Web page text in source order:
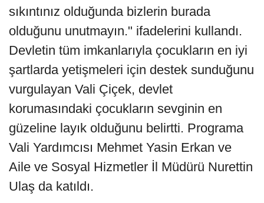
sıkıntınız olduğunda bizlerin burada
olduğunu unutmayın." ifadelerini kullandı.
Devletin tüm imkanlarıyla çocukların en iyi
şartlarda yetişmeleri için destek sunduğunu
vurgulayan Vali Çiçek, devlet
korumasındaki çocukların sevginin en
güzeline layık olduğunu belirtti. Programa
Vali Yardımcısı Mehmet Yasin Erkan ve
Aile ve Sosyal Hizmetler İl Müdürü Nurettin
Ulaş da katıldı.